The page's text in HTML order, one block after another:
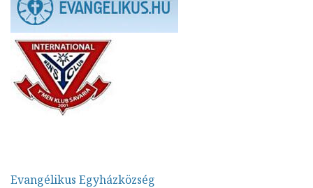
Evangélikus Egyházközség